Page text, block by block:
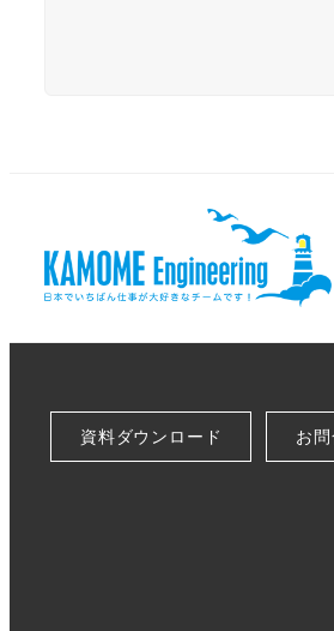
資料ダウンロード お